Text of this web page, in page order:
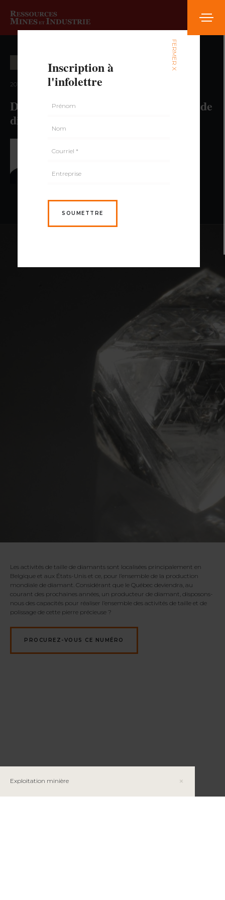
Exploitation minière
2014 — volume 1, numéro 6
Deuxième transformation ? La taille de
diamants au Québec
Les activités de taille de diamants sont localisées principalement en
Belgique et aux États-Unis et ce, pour l’ensemble de la production
mondiale de diamant. Considérant que le Québec deviendra, au
courant des prochaines années, un producteur de diamant, disposons-
nous des capacités pour réaliser l’ensemble des activités de taille et de
polissage de cette pierre précieuse ?
PROCUREZ-VOUS CE NUMÉRO
FERMER X
Inscription à
l'infolettre
SOUMETTRE